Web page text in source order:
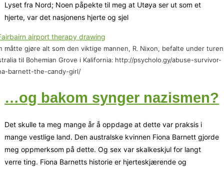
Lyset fra Nord; Noen påpekte til meg at Utøya ser ut som et
hjerte, var det nasjonens hjerte og sjel
måtte gjøre alt som den viktige mannen, R. Nixon, befalte under
til Bohemian Grove i Kalifornia: http://psycholo.gy/abuse-survivor-
barnett-the-candy-girl/
…og bakom synger nazismen?
Det skulle ta meg mange år å oppdage at dette var praksis i
mange vestlige land. Den australske kvinnen Fiona Barnett gjorde
meg oppmerksom på dette. Og sex var skalkeskjul for langt
verre ting. Fiona Barnetts historie er hjerteskjærende og